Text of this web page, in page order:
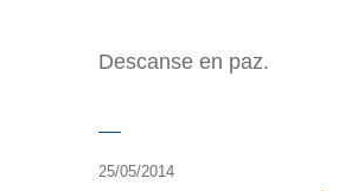
Descanse en paz.
25/05/2014